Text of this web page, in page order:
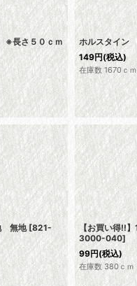
長さ５０ｃｍ
ホルスタイン
149円(税込)
在庫数 1670ｃｍ
無地 [821-
【お買い得!!
3000-040]
99円(税込)
在庫数 380ｃｍ